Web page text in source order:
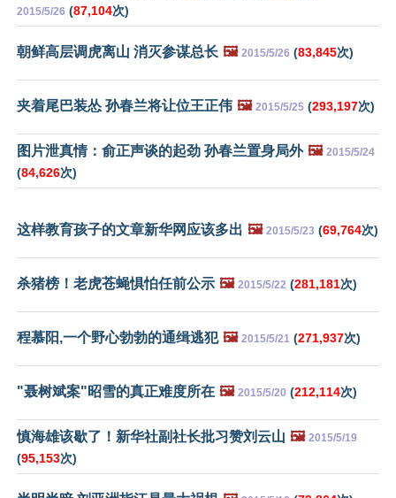
2015/5/26 (87,104次)
朝鲜高层调虎离山 消灭参谋总长 🖼️ 2015/5/26 (83,845次)
夹着尾巴装怂 孙春兰将让位王正伟 🖼️ 2015/5/25 (293,197次)
图片泄真情：俞正声谈的起劲 孙春兰置身局外 🖼️ 2015/5/24
(84,626次)
这样教育孩子的文章新华网应该多出 🖼️ 2015/5/23 (69,764次)
杀猪榜！老虎苍蝇惧怕任前公示 🖼️ 2015/5/22 (281,181次)
程慕阳,一个野心勃勃的通缉逃犯 🖼️ 2015/5/21 (271,937次)
"聂树斌案"昭雪的真正难度所在 🖼️ 2015/5/20 (212,114次)
慎海雄该歇了！新华社副社长批习赞刘云山 🖼️ 2015/5/19
(95,153次)